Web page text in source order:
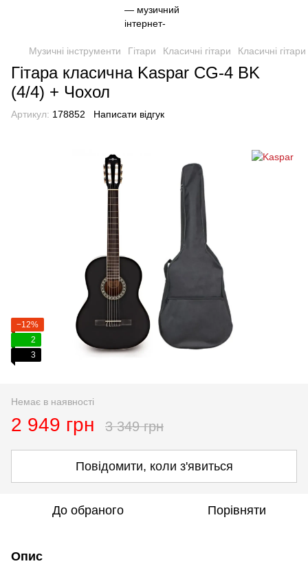
Музичні інструменти Гітари Класичні гітари Класичні
Гітара класична Kaspar CG-4 BK
(4/4) + Чохол
Артикул: 178852 Написати відгук
−12%
2
3
Немає в наявності
2 949 грн 3 349 грн
Повідомити, коли з'явиться
До обраного Порівняти
Опис